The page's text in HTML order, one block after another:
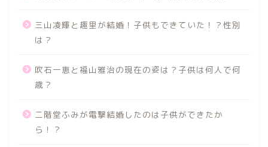
三山凌輝と趣里が結婚！子供もできていた！？性別
は？
吹石一恵と福山雅治の現在の姿は？子供は何人で何
歳？
二階堂ふみが電撃結婚したのは子供ができたか
ら！？